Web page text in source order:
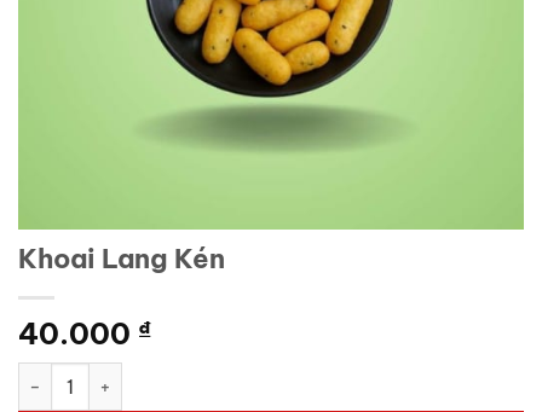
Khoai Lang Kén
40.000 ₫
Khoai Lang Kén số lượng